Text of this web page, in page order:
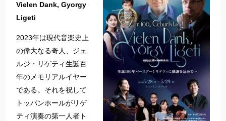
Vielen Dank, Gyorgy
Ligeti
2023年は現代音楽史上
の偉大なる奇人、ジェ
ルジ・リゲティ生誕百
年のメモリアルイヤー
である。それを祝して
トッパンホールがリゲ
ティ演奏の第一人者ト